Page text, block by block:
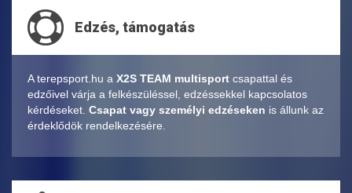
Edzés, támogatás
A terepsport.hu a X2S TEAM multisport csapattal és
edzőivel várja a felkészüléssel, edzéssekkel kapcsolatos
kérdéseket. Csapat vagy személyi edzéseken is állunk az
érdeklődök rendelkezésére.